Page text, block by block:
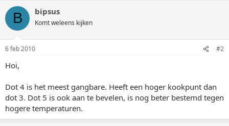
B bipsus
Komt weleens kijken
6 feb 2010 #2
Hoi,
Dot 4 is het meest gangbare. Heeft een hoger kookpunt dan
dot 3. Dot 5 is ook aan te bevelen, is nog beter bestemd tegen
hogere temperaturen.